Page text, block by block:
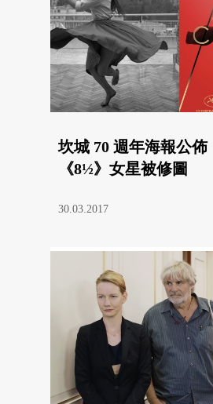
坎城 70 週年海報公佈
《8½》女星被修圖
30.03.2017